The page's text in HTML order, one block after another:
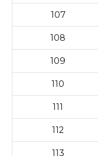
107
108
109
110
111
112
113